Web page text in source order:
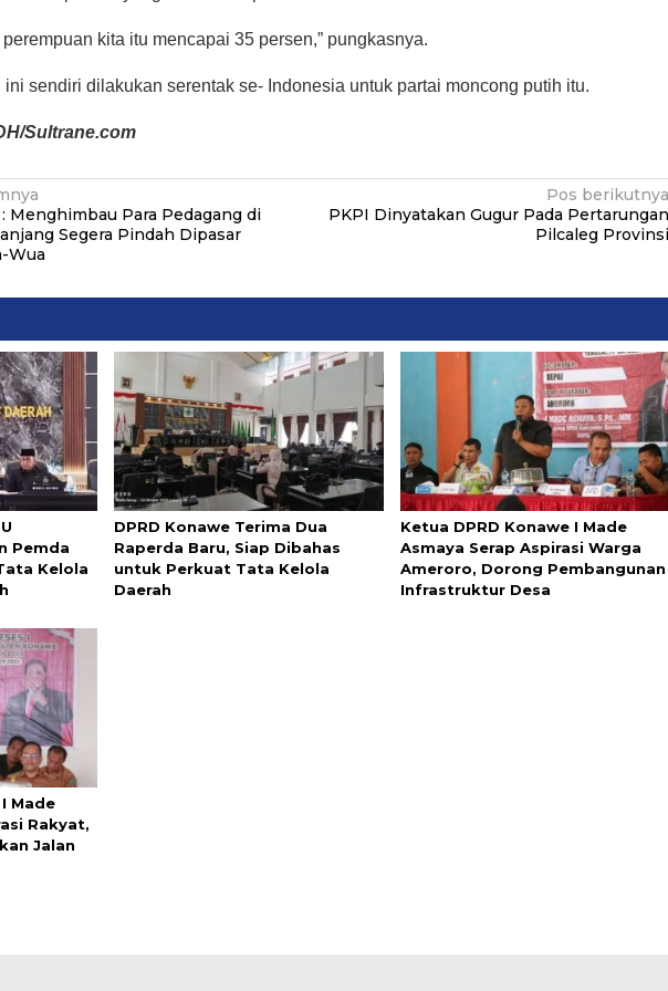
kita itu mencapai 35 persen,” pungkasnya.
ini sendiri dilakukan serentak se- Indonesia untuk partai moncong putih itu.
Sultrane.com
Menghimbau Para Pedagang di
Segera Pindah Dipasar
Wua
Pos berikutnya
PKPI Dinyatakan Gugur Pada Pertarungan
Pilcaleg Provinsi
Pemda
Kelola
DPRD Konawe Terima Dua
Raperda Baru, Siap Dibahas
untuk Perkuat Tata Kelola
Daerah
Ketua DPRD Konawe I Made
Asmaya Serap Aspirasi Warga
Ameroro, Dorong Pembangunan
Infrastruktur Desa
Made
Rakyat,
Jalan